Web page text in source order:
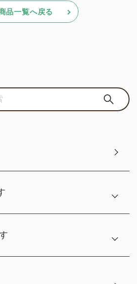
品一覧へ戻る